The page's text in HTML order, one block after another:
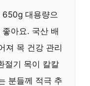
650g 대용량으
아요. 국산 배
져 목 건강 관리
절기 목이 칼칼
분들께 적극 추